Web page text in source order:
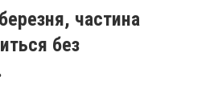
частина
без